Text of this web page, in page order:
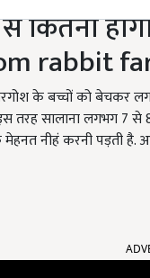
कितना
rabbit
के बच्चों को बेचकर
तरह सालाना लगभग 7
नीहं करनी पड़ती